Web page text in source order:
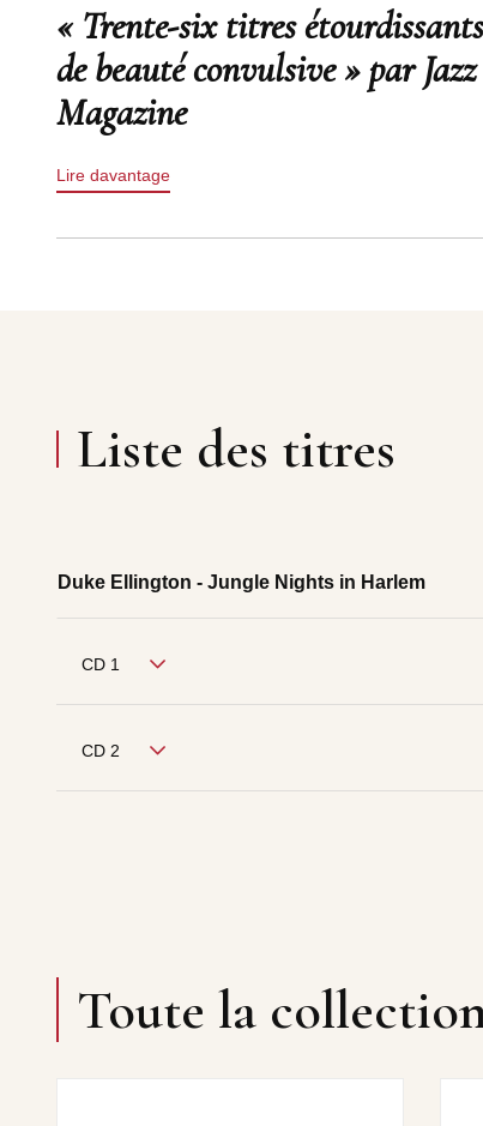
« Trente-six titres étourdissants
de beauté convulsive » par Jazz
Magazine
Lire davantage
Liste des titres
Duke Ellington - Jungle Nights in Harlem
CD 1
CD 2
Toute la